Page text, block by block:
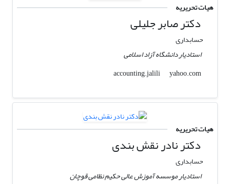
هیات تحریریه
دکتر صابر جلیلی
حسابداری
استادیار دانشگاه آزاد اسلامی
accounting.jalili
yahoo.com
هیات تحریریه
دکتر نادر نقش بندی
حسابداری
استادیار موسسه آموزش عالی حکیم نظامی قوچان